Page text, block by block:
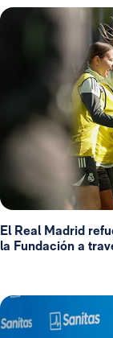
El Real Madrid
la Fundación a